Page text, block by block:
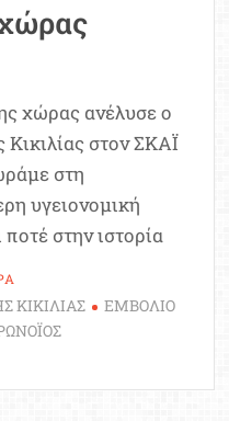
χώρας ανέλυσε ο
στον ΣΚΑΪ
στη
υγειονομική
ποτέ στην ιστορία
ΚΙΚΙΛΙΑΣ
ΕΜΒΟΛΙΟ